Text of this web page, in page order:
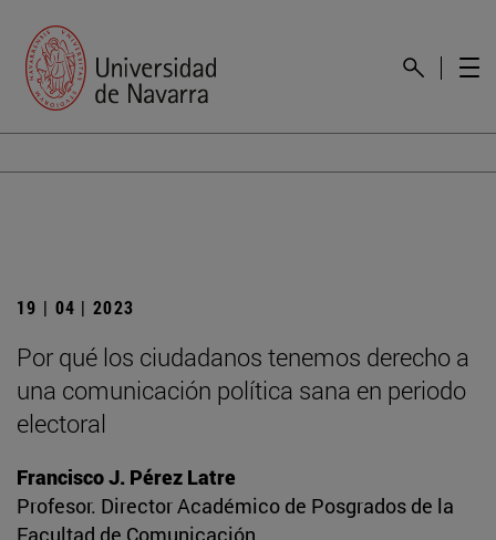
19 | 04 | 2023
Por qué los ciudadanos tenemos derecho a
una comunicación política sana en periodo
electoral
Francisco J. Pérez Latre
Profesor. Director Académico de Posgrados de la
Facultad de Comunicación